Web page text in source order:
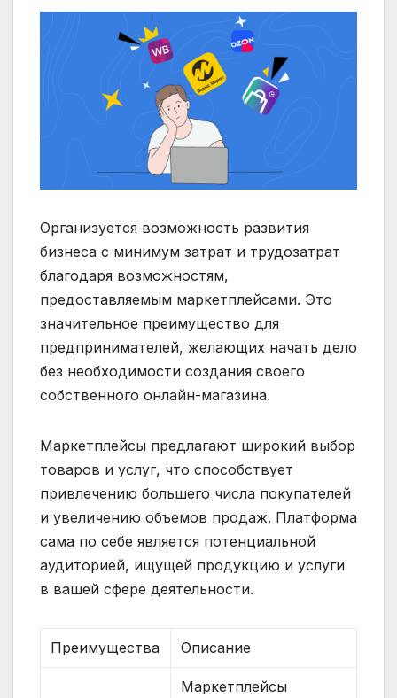
Организуется возможность развития
бизнеса с минимум затрат и трудозатрат
благодаря возможностям,
предоставляемым маркетплейсами. Это
значительное преимущество для
предпринимателей, желающих начать дело
без необходимости создания своего
собственного онлайн-магазина.
Маркетплейсы предлагают широкий выбор
товаров и услуг, что способствует
привлечению большего числа покупателей
и увеличению объемов продаж. Платформа
сама по себе является потенциальной
аудиторией, ищущей продукцию и услуги
в вашей сфере деятельности.
Преимущества Описание
Маркетплейсы